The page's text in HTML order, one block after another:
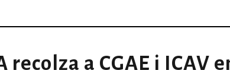
recolza a CGAE i ICAV